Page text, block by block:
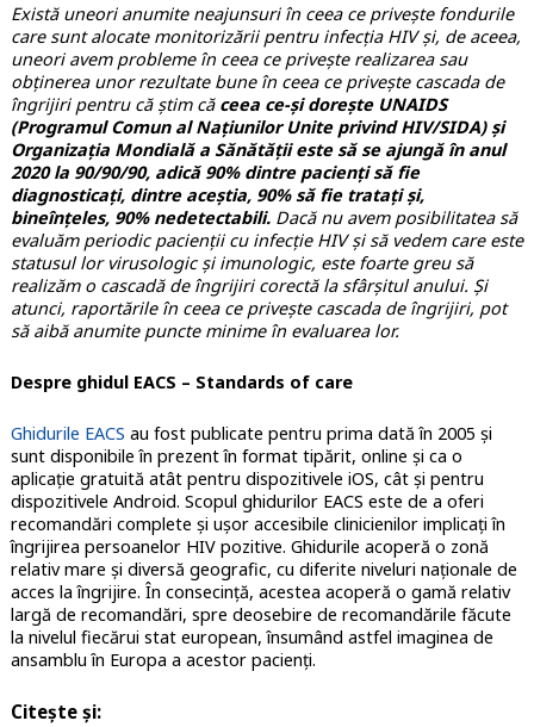
Există uneori anumite neajunsuri în ceea ce privește fondurile
care sunt alocate monitorizării pentru infecția HIV și, de aceea,
uneori avem probleme în ceea ce privește realizarea sau
obținerea unor rezultate bune în ceea ce privește cascada de
îngrijiri pentru că știm că ceea ce-și dorește UNAIDS
(Programul Comun al Națiunilor Unite privind HIV/SIDA) și
Organizația Mondială a Sănătății este să se ajungă în anul
2020 la 90/90/90, adică 90% dintre pacienți să fie
diagnosticați, dintre aceștia, 90% să fie tratați și,
bineînțeles, 90% nedetectabili.Dacă nu avem posibilitatea să
evaluăm periodic pacienții cu infecție HIV și să vedem care este
statusul lor virusologic și imunologic, este foarte greu să
realizăm o cascadă de îngrijiri corectă la sfârșitul anului. Și
atunci, raportările în ceea ce privește cascada de îngrijiri, pot
să aibă anumite puncte minime în evaluarea lor.
Despre ghidul EACS – Standards of care
Ghidurile EACS au fost publicate pentru prima dată în 2005 și
sunt disponibile în prezent în format tipărit, online și ca o
aplicație gratuită atât pentru dispozitivele iOS, cât și pentru
dispozitivele Android. Scopul ghidurilor EACS este de a oferi
recomandări complete și ușor accesibile clinicienilor implicați în
îngrijirea persoanelor HIV pozitive. Ghidurile acoperă o zonă
relativ mare și diversă geografic, cu diferite niveluri naționale de
acces la îngrijire. În consecință, acestea acoperă o gamă relativ
largă de recomandări, spre deosebire de recomandările făcute
la nivelul fiecărui stat european, însumând astfel imaginea de
ansamblu în Europa a acestor pacienți.
Citește și: